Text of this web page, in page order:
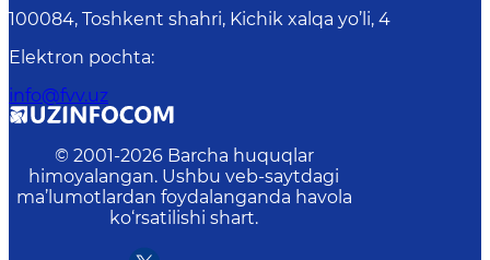
100084, Toshkent shahri, Kichik xalqa yo’li, 4
Elektron pochta:
info@fvv.uz
© 2001-2026 Barcha huquqlar
himoyalangan. Ushbu veb-saytdagi
ma’lumotlardan foydalanganda havola
ko‘rsatilishi shart.